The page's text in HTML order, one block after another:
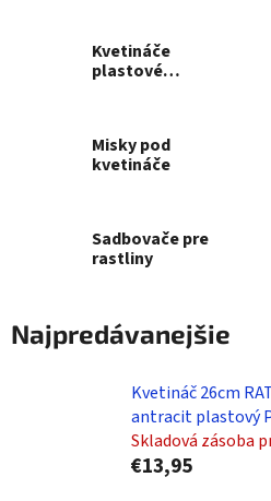
Kvetináče
plastové
Misky pod
kvetináče
Sadbovače pre
rastliny
Najpredávanejšie
Kvetináč 26cm
antracit plastový
Skladová zásoba
€13,95